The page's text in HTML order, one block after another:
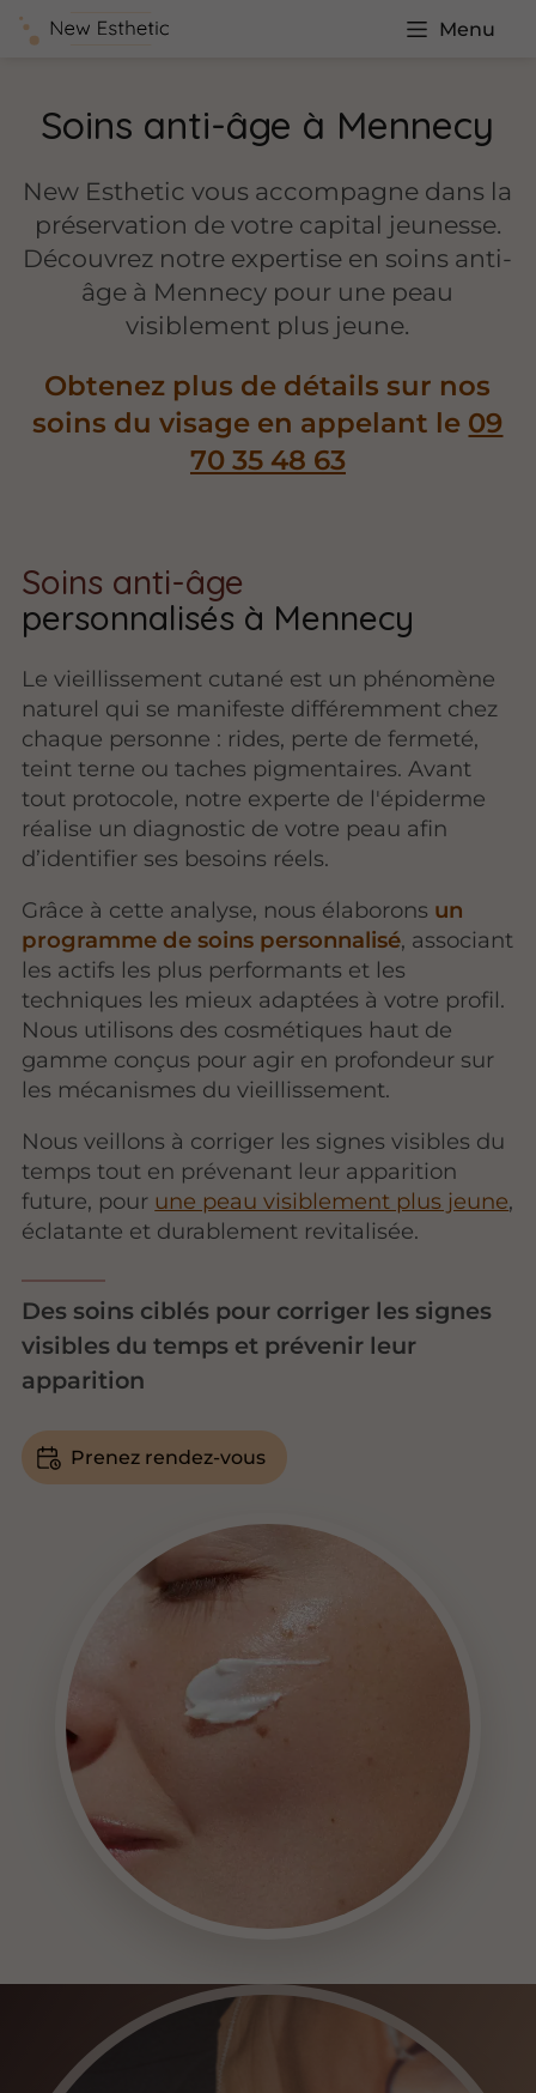
Menu
Soins anti-âge à Mennecy
New Esthetic vous accompagne dans la
préservation de votre capital jeunesse.
Découvrez notre expertise en soins anti-
âge à Mennecy pour une peau
visiblement plus jeune.
Obtenez plus de détails sur nos
soins du visage en appelant le 09
70 35 48 63
Soins anti-âge
personnalisés à Mennecy
Le vieillissement cutané est un phénomène
naturel qui se manifeste différemment chez
chaque personne : rides, perte de fermeté,
teint terne ou taches pigmentaires. Avant
tout protocole, notre experte de l'épiderme
réalise un diagnostic de votre peau afin
d’identifier ses besoins réels.
Grâce à cette analyse, nous élaborons un
programme de soins personnalisé, associant
les actifs les plus performants et les
techniques les mieux adaptées à votre profil.
Nous utilisons des cosmétiques haut de
gamme conçus pour agir en profondeur sur
les mécanismes du vieillissement.
Nous veillons à corriger les signes visibles du
temps tout en prévenant leur apparition
future, pour une peau visiblement plus jeune,
éclatante et durablement revitalisée.
Des soins ciblés pour corriger les signes
visibles du temps et prévenir leur
apparition
Prenez rendez-vous